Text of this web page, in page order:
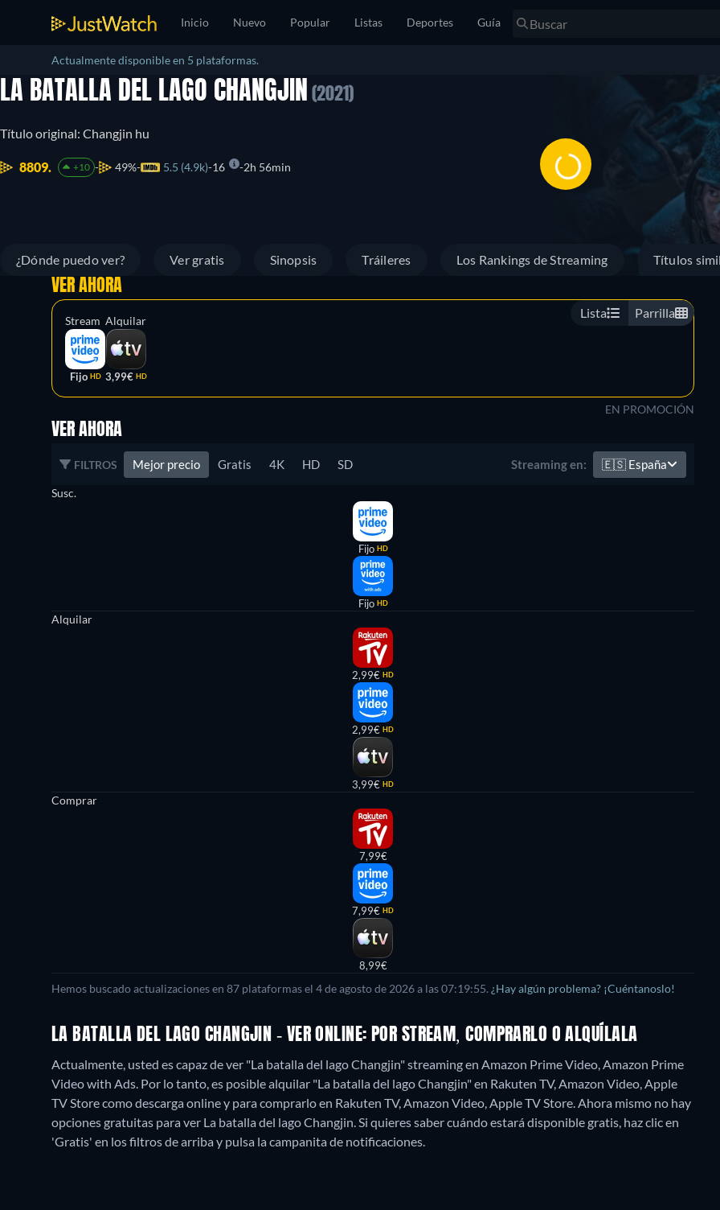
Inicio Nuevo Popular Listas Deportes Guía
Actualmente disponible en 5 plataformas.
LA BATALLA DEL LAGO CHANGJIN (2021)
Título original: Changjin hu
8809. +10 49% 5.5 (4.9k) 16 2h 56min
¿Dónde puedo ver? Ver gratis Sinopsis Tráileres Los Rankings de Streaming Títulos
Lista Parrilla
VER AHORA
Stream
Fijo HD
Alquilar
3,99€ HD
EN PROMOCIÓN
VER AHORA
FILTROS Mejor precio Gratis 4K HD SD Streaming en: 🇪🇸 España
Susc.
Fijo HD
Fijo HD
Alquilar
2,99€ HD
2,99€ HD
3,99€ HD
Comprar
7,99€
7,99€ HD
8,99€
Hemos buscado actualizaciones en 87 plataformas el 4 de agosto de 2026a las07:19:55. ¿Hay algún problema? ¡Cuéntanoslo!
LA BATALLA DEL LAGO CHANGJIN - VER ONLINE: POR STREAM, COMPRARLO O ALQUÍLALA
Actualmente, usted es capaz de ver "La batalla del lago Changjin" streaming en Amazon Prime Video, Amazon Prime
Video with Ads. Por lo tanto, es posible alquilar "La batalla del lago Changjin" en Rakuten TV, Amazon Video, Apple
TV Store como descarga online y para comprarlo en Rakuten TV, Amazon Video, Apple TV Store.Ahora mismo no hay
opciones gratuitas para ver La batalla del lago Changjin. Si quieres saber cuándo estará disponible gratis, haz clic en
'Gratis' en los filtros de arriba y pulsa la campanita de notificaciones.